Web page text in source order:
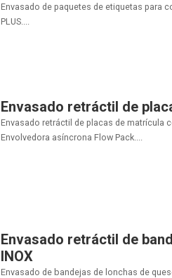
Envasado de paquetes de etiquetas para
PLUS....
Envasado retráctil de
Envasado retráctil de placas de matrícula
Envolvedora asíncrona Flow Pack....
Envasado retráctil de
INOX
Envasado de bandejas de lonchas de